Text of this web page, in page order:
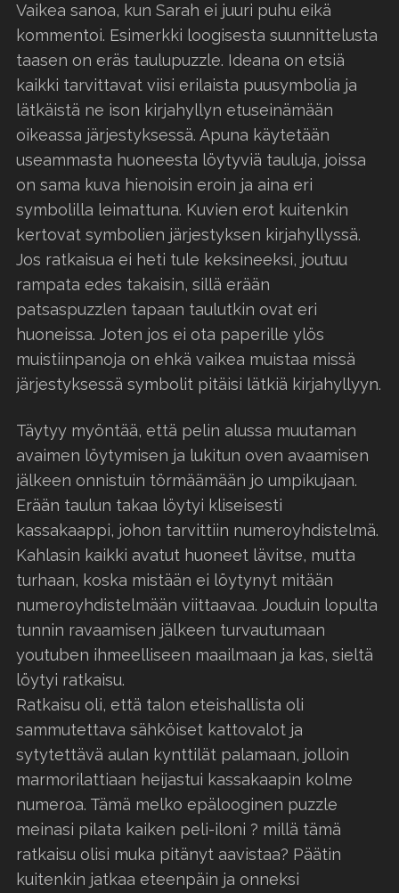
Vaikea sanoa, kun Sarah ei juuri puhu eikä
kommentoi. Esimerkki loogisesta suunnittelusta
taasen on eräs taulupuzzle. Ideana on etsiä
kaikki tarvittavat viisi erilaista puusymbolia ja
lätkäistä ne ison kirjahyllyn etuseinämään
oikeassa järjestyksessä. Apuna käytetään
useammasta huoneesta löytyviä tauluja, joissa
on sama kuva hienoisin eroin ja aina eri
symbolilla leimattuna. Kuvien erot kuitenkin
kertovat symbolien järjestyksen kirjahyllyssä.
Jos ratkaisua ei heti tule keksineeksi, joutuu
rampata edes takaisin, sillä erään
patsaspuzzlen tapaan taulutkin ovat eri
huoneissa. Joten jos ei ota paperille ylös
muistiinpanoja on ehkä vaikea muistaa missä
järjestyksessä symbolit pitäisi lätkiä kirjahyllyyn.
Täytyy myöntää, että pelin alussa muutaman
avaimen löytymisen ja lukitun oven avaamisen
jälkeen onnistuin törmäämään jo umpikujaan.
Erään taulun takaa löytyi kliseisesti
kassakaappi, johon tarvittiin numeroyhdistelmä.
Kahlasin kaikki avatut huoneet lävitse, mutta
turhaan, koska mistään ei löytynyt mitään
numeroyhdistelmään viittaavaa. Jouduin lopulta
tunnin ravaamisen jälkeen turvautumaan
youtuben ihmeelliseen maailmaan ja kas, sieltä
löytyi ratkaisu.
Ratkaisu oli, että talon eteishallista oli
sammutettava sähköiset kattovalot ja
sytytettävä aulan kynttilät palamaan, jolloin
marmorilattiaan heijastui kassakaapin kolme
numeroa. Tämä melko epälooginen puzzle
meinasi pilata kaiken peli-iloni ? millä tämä
ratkaisu olisi muka pitänyt aavistaa? Päätin
kuitenkin jatkaa eteenpäin ja onneksi